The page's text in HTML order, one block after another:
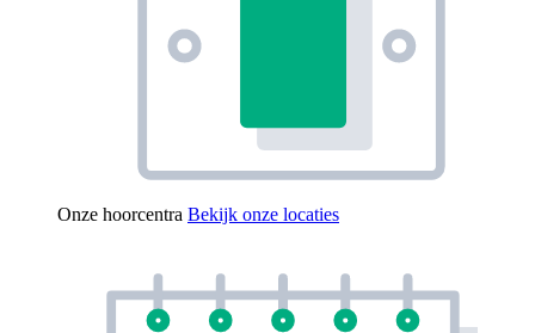
Onze hoorcentra Bekijk onze locaties